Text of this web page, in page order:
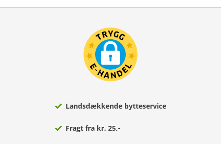
Landsdækkende bytteservice
Fragt fra kr. 25,-